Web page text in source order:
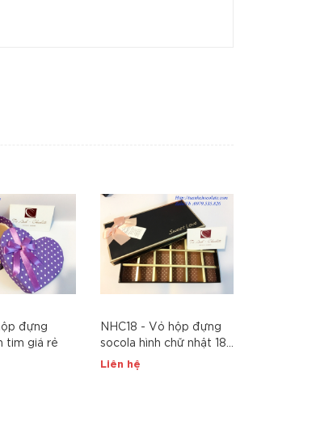
đựng
tim giá rẻ
NHC18 - Vỏ hộp đựng
socola hình chữ nhật 18
ngăn
Liên hệ